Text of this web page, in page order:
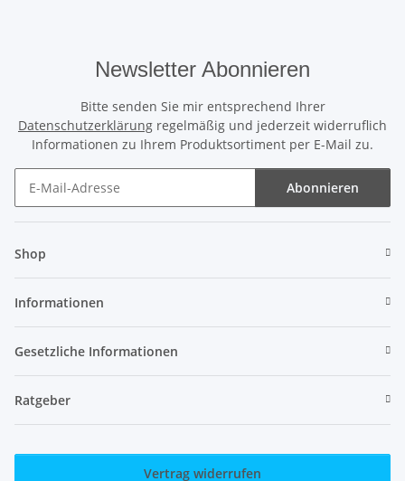
Newsletter Abonnieren
Bitte senden Sie mir entsprechend Ihrer
Datenschutzerklärung regelmäßig und jederzeit widerruflich
Informationen zu Ihrem Produktsortiment per E-Mail zu.
Abonnieren
Shop
Informationen
Gesetzliche Informationen
Ratgeber
Vertrag widerrufen